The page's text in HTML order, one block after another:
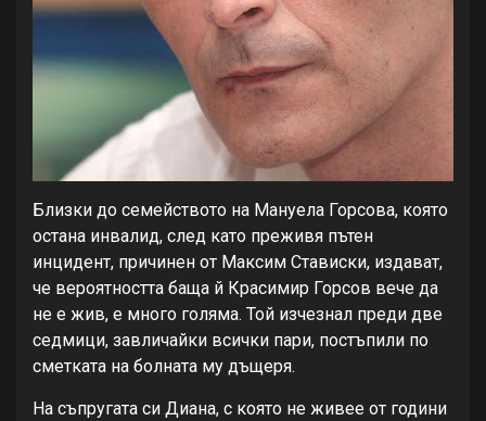
Близки до семейството на Мануела Горсова, която
остана инвалид, след като преживя пътен
инцидент, причинен от Максим Стависки, издават,
че вероятността баща й Красимир Горсов вече да
не е жив, е много голяма. Той изчезнал преди две
седмици, завличайки всички пари, постъпили по
сметката на болната му дъщеря.
На съпругата си Диана, с която не живее от години